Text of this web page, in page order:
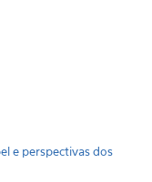
e perspectivas dos